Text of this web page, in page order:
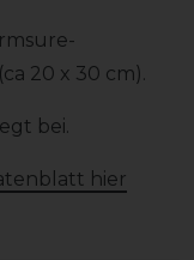
20 x 30 cm).
bei.
hier